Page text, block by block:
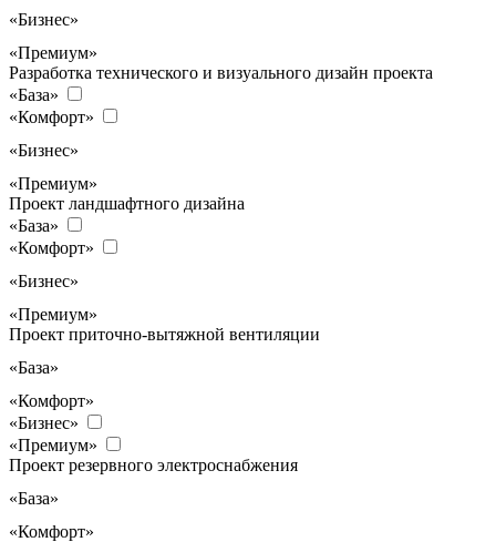
«Бизнес»
«Премиум»
Разработка технического и визуального дизайн проекта
«База»
«Комфорт»
«Бизнес»
«Премиум»
Проект ландшафтного дизайна
«База»
«Комфорт»
«Бизнес»
«Премиум»
Проект приточно-вытяжной вентиляции
«База»
«Комфорт»
«Бизнес»
«Премиум»
Проект резервного электроснабжения
«База»
«Комфорт»